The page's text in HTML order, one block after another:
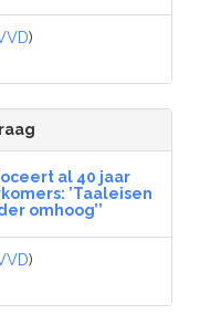
)
al 40 jaar
’Taaleisen
omhoog’’
)